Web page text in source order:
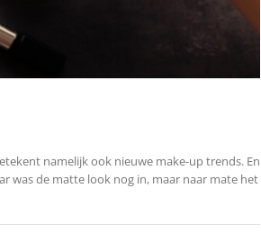
namelijk ook nieuwe make-up trends. En
was de matte look nog in, maar naar mate het